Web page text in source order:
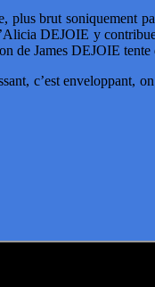
plus brut soniquement
DEJOIE y
James DEJOIE tente
c’est enveloppant,